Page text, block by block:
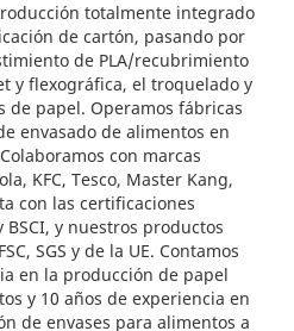
totalmente integrado
de cartón, pasando por
de PLA/recubrimiento
y flexográfica, el troquelado y
de papel. Operamos fábricas
envasado de alimentos en
con marcas
KFC, Tesco, Master Kang,
con las certificaciones
BSCI, y nuestros productos
SGS y de la UE. Contamos
en la producción de papel
y 10 años de experiencia en
de envases para alimentos a